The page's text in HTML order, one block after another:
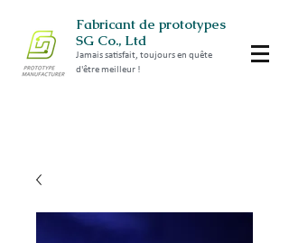
Fabricant de prototypes
SG Co., Ltd
Jamais satisfait, toujours en quête
d'être meilleur !